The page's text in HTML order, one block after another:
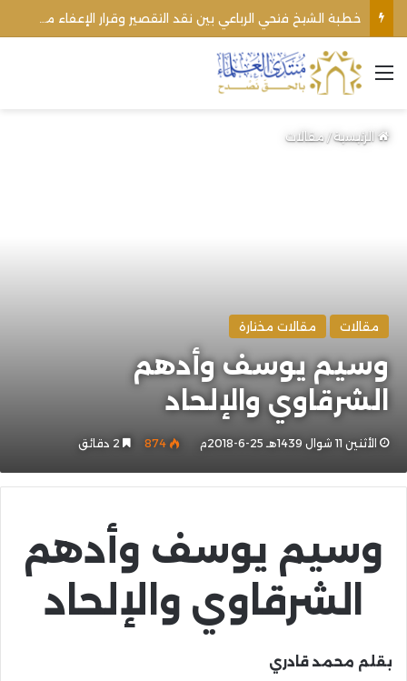
القائمة
الرئيسية/مقالات
مقالات مقالات مختارة
وسيم يوسف وأدهم
الشرقاوي والإلحاد
الأثنين 11 شوال 1439هـ 25-6-2018م 874
وسيم يوسف وأدهم
الشرقاوي والإلحاد
بقلم محمد قادري